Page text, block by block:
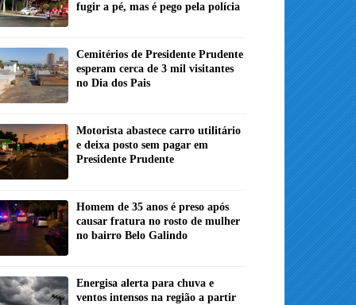
fugir a pé, mas é pego pela polícia
Cemitérios de Presidente Prudente
esperam cerca de 3 mil visitantes
no Dia dos Pais
Motorista abastece carro utilitário
e deixa posto sem pagar em
Presidente Prudente
Homem de 35 anos é preso após
causar fratura no rosto de mulher
no bairro Belo Galindo
Energisa alerta para chuva e
ventos intensos na região a partir